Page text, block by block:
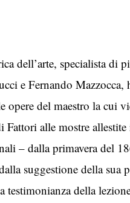
dell’arte, specialista di
e Fernando Mazzocca,
del maestro la cui
alle mostre
– dalla primavera del
suggestione della sua
della